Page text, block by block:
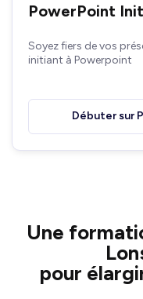
PowerPoint
Soyez fiers de vos
initiant à Powerpoint
Débuter sur
Une
pour